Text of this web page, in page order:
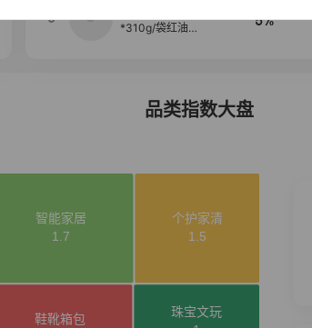
5
*310g/袋红油麻
5%
品类指数大盘